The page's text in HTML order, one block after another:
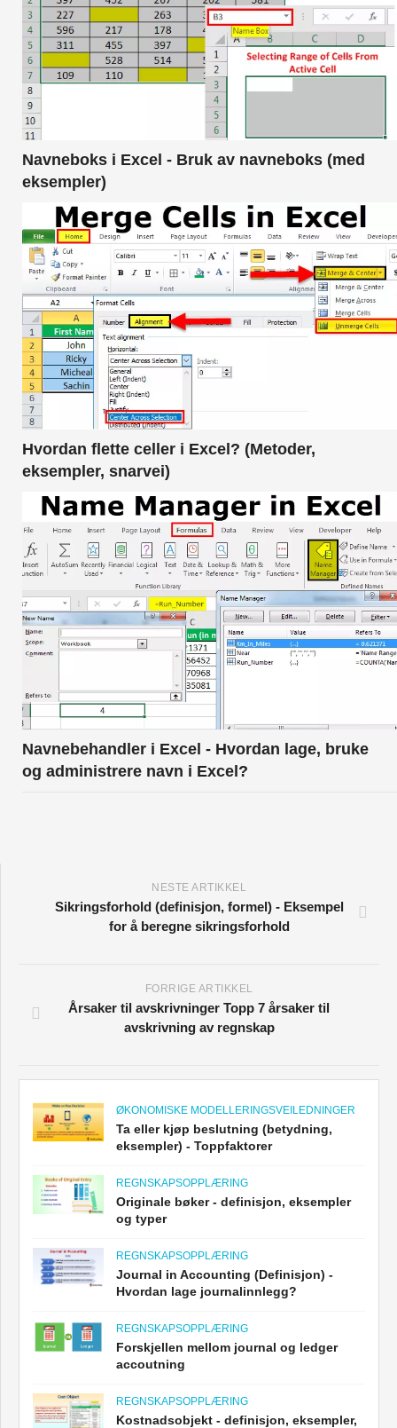
Navneboks i Excel - Bruk av navneboks (med
eksempler)
Hvordan flette celler i Excel? (Metoder,
eksempler, snarvei)
Navnebehandler i Excel - Hvordan lage, bruke
og administrere navn i Excel?
NESTE ARTIKKEL
Sikringsforhold (definisjon, formel) - Eksempel
for å beregne sikringsforhold
FORRIGE ARTIKKEL
Årsaker til avskrivninger Topp 7 årsaker til
avskrivning av regnskap
ØKONOMISKE MODELLERINGSVEILEDNINGER
Ta eller kjøp beslutning (betydning,
eksempler) - Toppfaktorer
REGNSKAPSOPPLÆRING
Originale bøker - definisjon, eksempler
og typer
REGNSKAPSOPPLÆRING
Journal in Accounting (Definisjon) -
Hvordan lage journalinnlegg?
REGNSKAPSOPPLÆRING
Forskjellen mellom journal og ledger
accoutning
REGNSKAPSOPPLÆRING
Kostnadsobjekt - definisjon, eksempler,